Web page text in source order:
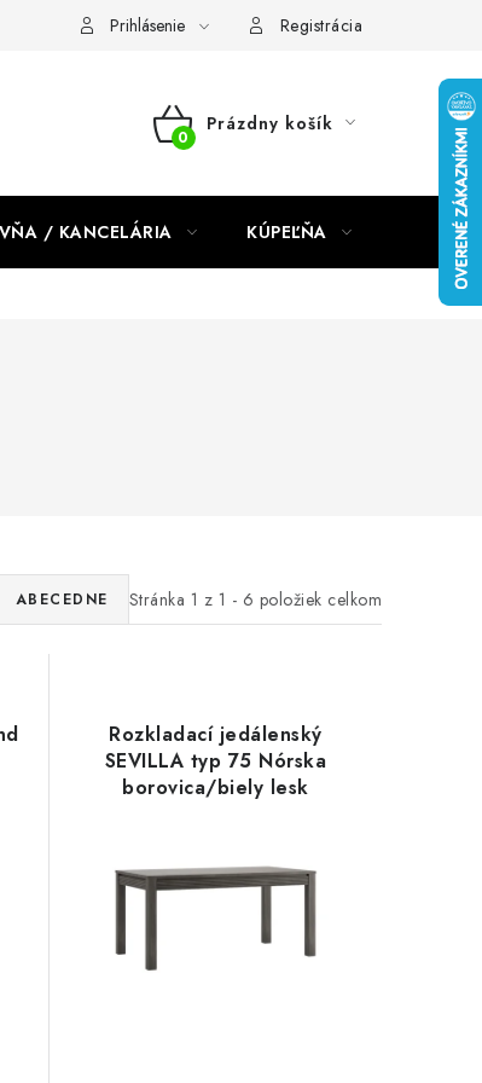
Prihlásenie Registrácia
NÁKUPNÝ
Prázdny košík
/ KANCELÁRIA KÚPEĽŇA
Stránka 1 z 1 - 6 položiek celkom
ABECEDNE
Rozkladací jedálenský
SEVILLA typ 75 Nórska
borovica/biely lesk